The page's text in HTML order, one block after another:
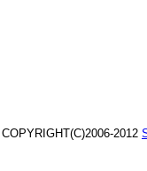
COPYRIGHT(C)2006-2012